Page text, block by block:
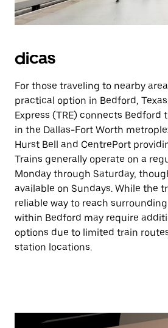
dicas
For those traveling to nearby
practical option in Bedford,
Express (TRE) connects Bedford
in the Dallas-Fort Worth
Hurst Bell and CentrePort
Trains generally operate on a
Monday through Saturday,
available on Sundays. While the
reliable way to reach
within Bedford may require
options due to limited train
station locations.